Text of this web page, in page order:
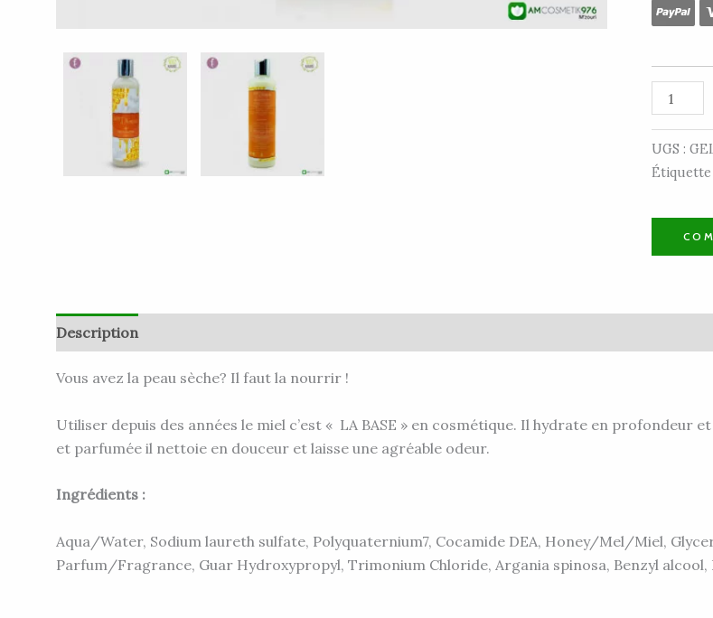
UGS :
Étiquette
Description
Vous avez la peau sèche? Il faut la nourrir !
Utiliser depuis des années le miel c’est « LA BASE » en cosmétique. Il hydrate en profondeur et
et parfumée il nettoie en douceur et laisse une agréable odeur.
Ingrédients :
Aqua/Water, Sodium laureth sulfate, Polyquaternium7, Cocamide DEA, Honey/Mel/Miel,
Parfum/Fragrance, Guar Hydroxypropyl, Trimonium Chloride, Argania spinosa, Benzyl